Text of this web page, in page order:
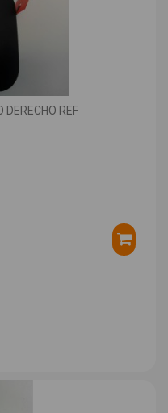
DERECHO REF